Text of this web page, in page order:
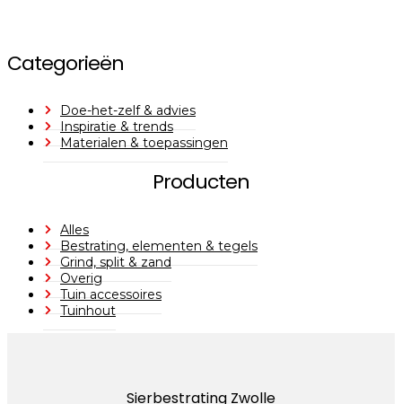
Categorieën
Doe-het-zelf & advies
Inspiratie & trends
Materialen & toepassingen
Producten
Alles
Bestrating, elementen & tegels
Grind, split & zand
Overig
Tuin accessoires
Tuinhout
Sierbestrating Zwolle